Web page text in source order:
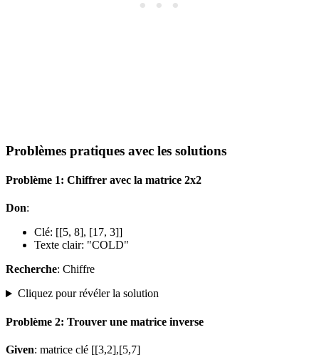
Problèmes pratiques avec les solutions
Problème 1: Chiffrer avec la matrice 2x2
Don:
Clé: [[5, 8], [17, 3]]
Texte clair: "COLD"
Recherche: Chiffre
Cliquez pour révéler la solution
Problème 2: Trouver une matrice inverse
Given: matrice clé [[3,2],[5,7]